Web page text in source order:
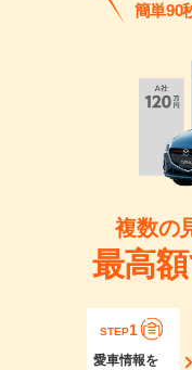
簡単90
複数の
最高
STEP1
愛車情報を